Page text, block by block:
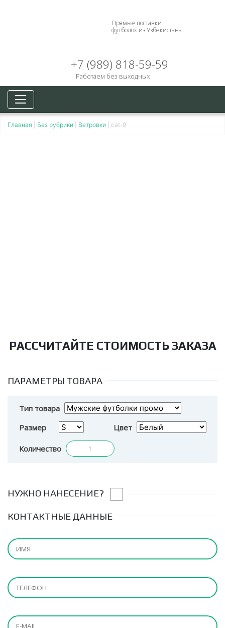
Прямые поставки
футболок из Узбекистана
+7 (989) 818-59-59
Работаем без выходных
Главная Без рубрики Ветровки cat-9
РАССЧИТАЙТЕ СТОИМОСТЬ ЗАКАЗА
ПАРАМЕТРЫ ТОВАРА
Тип товара
Размер
Цвет
Количество
НУЖНО НАНЕСЕНИЕ?
КОНТАКТНЫЕ ДАННЫЕ